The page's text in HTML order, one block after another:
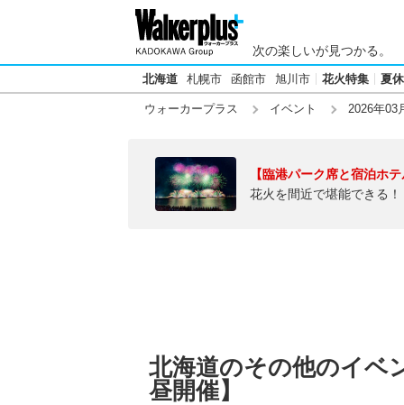
次の楽しいが見つかる。
北海道 札幌市 函館市 旭川市 花火特集 夏
ウォーカープラス イベント 2026年03
【臨港パーク席と宿泊ホ
花火を間近で堪能できる
北海道のその他のイベ
昼開催】